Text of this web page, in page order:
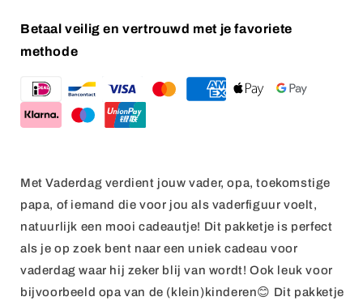
Betaal veilig en vertrouwd met je favoriete
methode
Met Vaderdag verdient jouw vader, opa, toekomstige
papa, of iemand die voor jou als vaderfiguur voelt,
natuurlijk een mooi cadeautje! Dit pakketje is perfect
als je op zoek bent naar een uniek cadeau voor
vaderdag waar hij zeker blij van wordt!Ook leuk voor
bijvoorbeeld opa van de (klein)kinderen😊 Dit pakketje